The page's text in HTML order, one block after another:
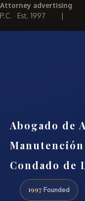
Attorney
P.C. · Est. 1997
Abogado de
Condado de
1997 Founded